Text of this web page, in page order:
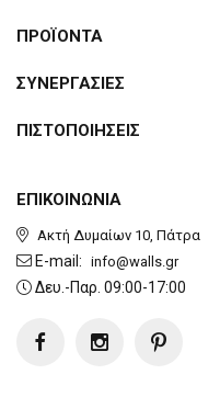
ΕΠΙΚΟΙΝΩΝΙΑ
Ακτή Δυμαίων 10, Πάτρα
E-mail: info@walls.gr
Δευ.-Παρ. 09:00-17:00
ΠΡΟΪΟΝΤΑ
ΣΥΝΕΡΓΑΣΙΕΣ
ΠΙΣΤΟΠΟΙΗΣΕΙΣ